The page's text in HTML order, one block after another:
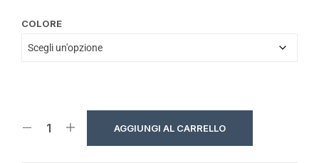
COLORE
AGGIUNGI AL CARRELLO